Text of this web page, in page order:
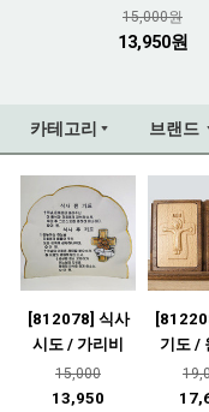
15,000원
13,950원
카테고리 브랜드
[812078] 식사
시도 / 가리비
15,000
13,950
기도 /